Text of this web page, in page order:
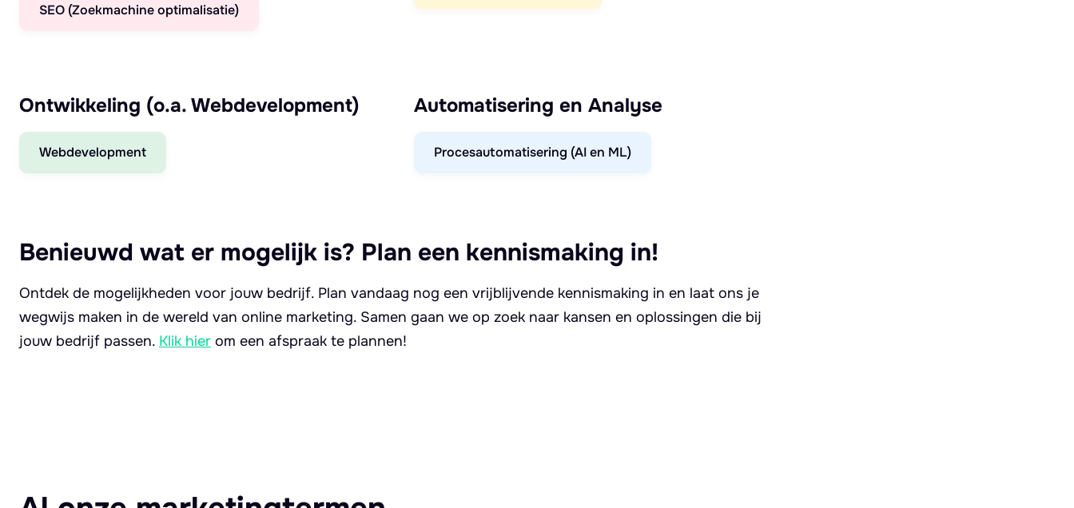
SEO (Zoekmachine optimalisatie)
Ontwikkeling (o.a. Webdevelopment)
Webdevelopment
Automatisering en Analyse
Procesautomatisering (AI en ML)
Benieuwd wat er mogelijk is? Plan een kennismaking in!
Ontdek de mogelijkheden voor jouw bedrijf. Plan vandaag nog een vrijblijvende kennismaking in en laat ons je
wegwijs maken in de wereld van online marketing. Samen gaan we op zoek naar kansen en oplossingen die bij
jouw bedrijf passen. Klik hier om een afspraak te plannen!